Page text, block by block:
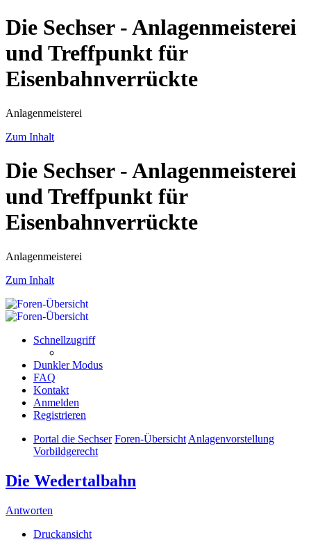
Die Sechser - Anlagenmeisterei
und Treffpunkt für
Eisenbahnverrückte
Anlagenmeisterei
Zum Inhalt
Die Sechser - Anlagenmeisterei
und Treffpunkt für
Eisenbahnverrückte
Anlagenmeisterei
Zum Inhalt
Schnellzugriff
Dunkler Modus
FAQ
Kontakt
Anmelden
Registrieren
Portal die Sechser Foren-Übersicht Anlagenvorstellung
Vorbildgerecht
Die Wedertalbahn
Antworten
Druckansicht